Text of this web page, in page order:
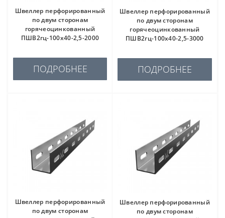
Швеллер перфорированный
по двум сторонам
горячеоцинкованный
ПШВ2гц-100х40-2,5-2000
ПОДРОБНЕЕ
Швеллер перфорированный
по двум сторонам
горячеоцинкованный
ПШВ2гц-100х40-2,5-3000
ПОДРОБНЕЕ
Швеллер перфорированный
по двум сторонам
Швеллер перфорированный
по двум сторонам